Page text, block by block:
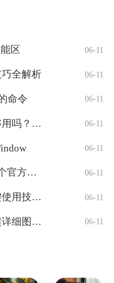
区 06-11
全解析 06-11
命令 06-11
WPS个人免费版功能全解析：够用吗？适合 06-11
06-11
WPS会员免费领取终极攻略：8个官方认证 06-11
WPS字体库免费下载教程：一键使用技巧与 06-11
WPS删除多余空白页怎么删？超详细图文教 06-11